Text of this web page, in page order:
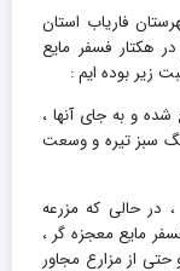
فاریاب استان
مشهود است با محلولپاشی 5 لیتر در هکتار فسفر مایع
زیر بوده ایم :
شده و به جای آنها ،
سبز تیره و وسعت
، در حالی که مزرعه
مایع معجزه گر ،
حتی از مزارع مجاور